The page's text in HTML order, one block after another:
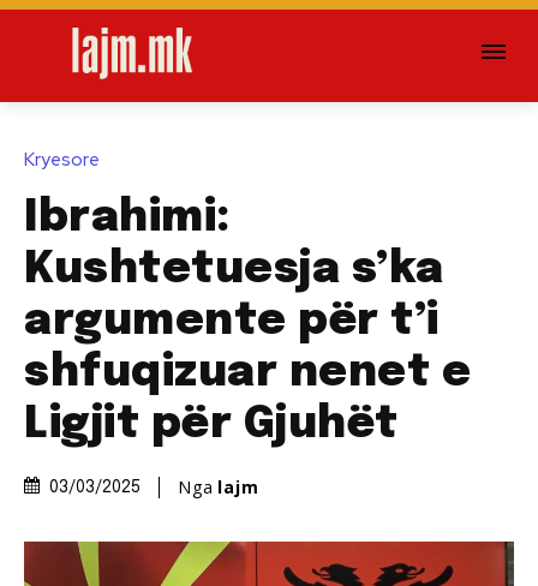
Kryesore
Ibrahimi:
Kushtetuesja s’ka
argumente për t’i
shfuqizuar nenet e
Ligjit për Gjuhët
03/03/2025 Nga lajm